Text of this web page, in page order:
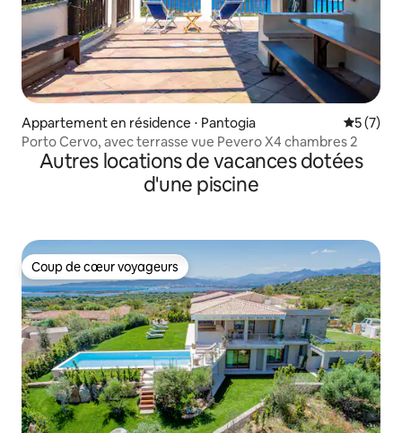
Appartement en résidence ⋅ Pantogia
5 (7)
Porto Cervo, avec terrasse vue Pevero X4 chambres 2
Autres locations de vacances dotées
d'une piscine
Coup de cœur voyageurs
Coup de cœur voyageurs